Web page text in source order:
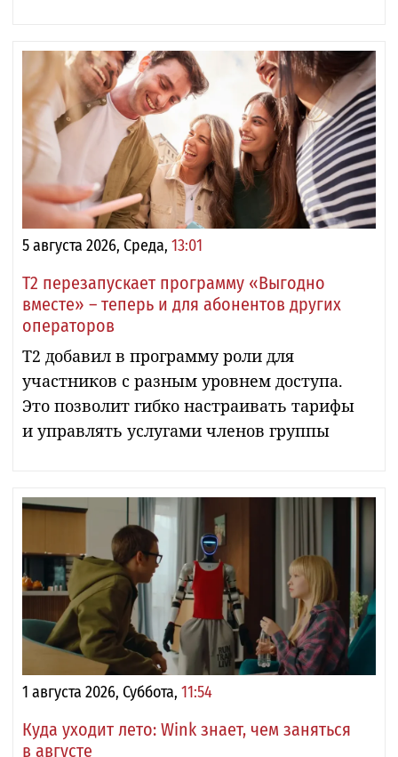
5 августа 2026, Среда, 13:01
Т2 перезапускает программу «Выгодно
вместе» – теперь и для абонентов других
операторов
Т2 добавил в программу роли для
участников с разным уровнем доступа.
Это позволит гибко настраивать тарифы
и управлять услугами членов группы
1 августа 2026, Суббота, 11:54
Куда уходит лето: Wink знает, чем заняться
в августе